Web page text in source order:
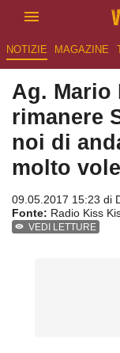
NOTIZIE MAGAZINE
Ag. Mario
rimanere
noi di
molto
09.05.2017 15:23 di
Fonte: Radio Kiss
VEDI LETTURE